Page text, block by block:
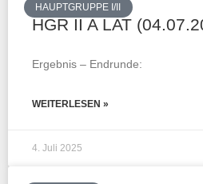
HAUPTGRUPPE I/II
HGR II A LAT
Ergebnis – Endrunde:
WEITERLESEN »
4. Juli 2025